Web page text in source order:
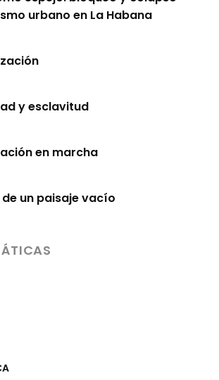
urbano en La Habana
y esclavitud
en marcha
un paisaje vacío